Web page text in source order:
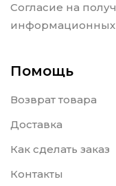
Согласие на
информационных
Помощь
Возврат товара
Доставка
Как сделать заказ
Контакты